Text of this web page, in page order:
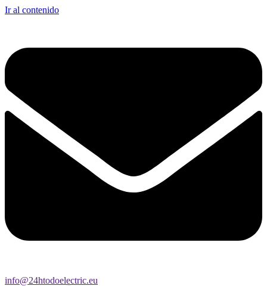
Ir al contenido
info@24htodoelectric.eu